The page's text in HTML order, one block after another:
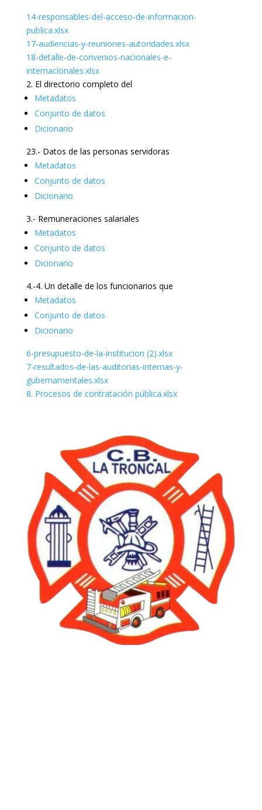
14-responsables-del-acceso-de-informacion-
publica.xlsx
17-audiencias-y-reuniones-autoridades.xlsx
18-detalle-de-convenios-nacionales-e-
internacionales.xlsx
2. El directorio completo del
Metadatos
Conjunto de datos
Dicionario
23.- Datos de las personas servidoras
Metadatos
Conjunto de datos
Dicionario
3.- Remuneraciones salariales
Metadatos
Conjunto de datos
Dicionario
4.-4. Un detalle de los funcionarios que
Metadatos
Conjunto de datos
Dicionario
6-presupuesto-de-la-institucion (2).xlsx
7-resultados-de-las-auditorias-internas-y-
gubernamentales.xlsx
8. Procesos de contratación pública.xlsx